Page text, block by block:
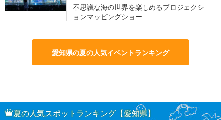
不思議な海の世界を楽しめるプロジェクシ
ョンマッピングショー
愛知県の夏の人気イベントランキング
夏の人気スポットランキング【愛知県】